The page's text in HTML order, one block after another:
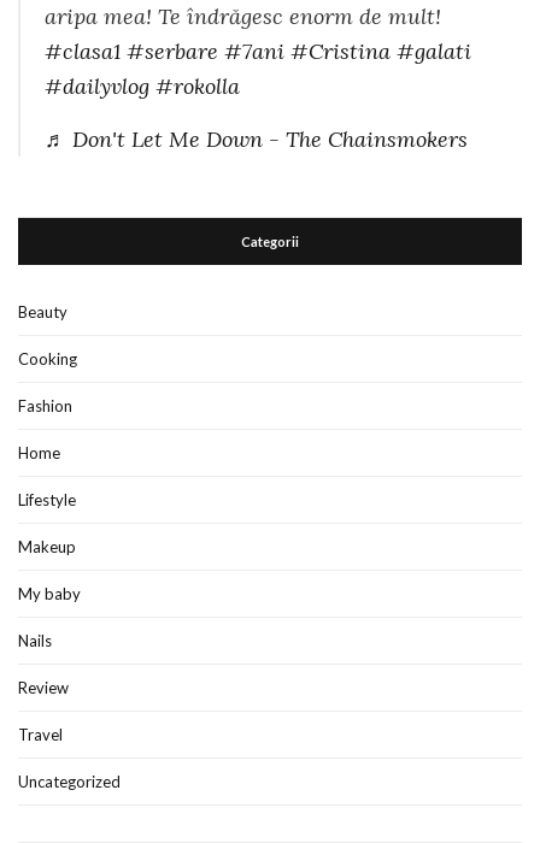
aripa mea! Te îndrăgesc enorm de mult!
#clasa1 #serbare #7ani #Cristina #galati
#dailyvlog #rokolla
♬ Don't Let Me Down - The Chainsmokers
Categorii
Beauty
Cooking
Fashion
Home
Lifestyle
Makeup
My baby
Nails
Review
Travel
Uncategorized